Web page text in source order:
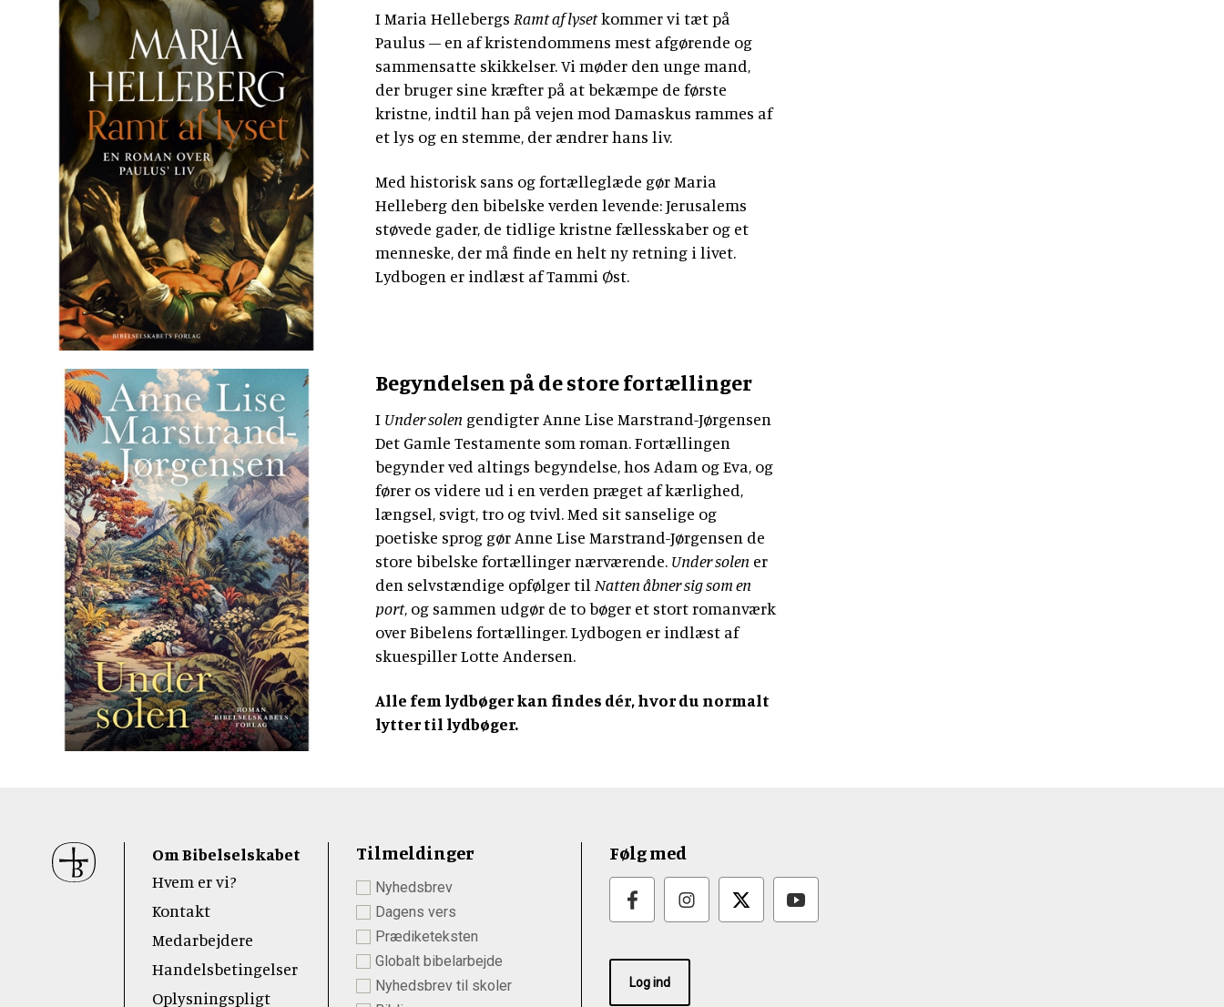
I Maria Hellebergs Ramt af lysetkommer vi tæt på
Paulus – en af kristendommens mest afgørende og
sammensatte skikkelser. Vi møder den unge mand,
der bruger sine kræfter på at bekæmpe de første
kristne, indtil han på vejen mod Damaskus rammes af
et lys og en stemme, der ændrer hans liv.
Med historisk sans og fortælleglæde gør Maria
Helleberg den bibelske verden levende: Jerusalems
støvede gader, de tidlige kristne fællesskaber og et
menneske, der må finde en helt ny retning i livet.
Lydbogen er indlæst af Tammi Øst.
Begyndelsen på de store fortællinger
I Under solen gendigter Anne Lise Marstrand-Jørgensen
Det Gamle Testamente som roman. Fortællingen
begynder ved altings begyndelse, hos Adam og Eva, og
fører os videre ud i en verden præget af kærlighed,
længsel, svigt, tro og tvivl. Med sit sanselige og
poetiske sprog gør Anne Lise Marstrand-Jørgensen de
store bibelske fortællinger nærværende. Under solen er
den selvstændige opfølger til Natten åbner sig som en
port, og sammen udgør de to bøger et stort romanværk
over Bibelens fortællinger. Lydbogen er indlæst af
skuespiller Lotte Andersen.
Alle fem lydbøger kan findes dér, hvor du normalt
lytter til lydbøger.
Sidefod
Om Bibelselskabet
Hvem er vi?
Kontakt
Medarbejdere
Handelsbetingelser
Oplysningspligt
Tilmeldinger
Nyhedsbrev
Dagens vers
Prædiketeksten
Globalt bibelarbejde
Nyhedsbrev til skoler
Følg med
Log ind